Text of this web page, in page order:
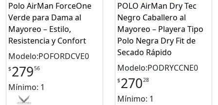
Polo AirMan ForceOne
Verde para Dama al
Mayoreo – Estilo,
Resistencia y Confort
Modelo:POFORDCVE0
$27956
Mínimo: 1
POLO AirMan Dry Tec
Negro Caballero al
Mayoreo – Playera Tipo
Polo Negra Dry Fit de
Secado Rápido
Modelo:PODRYCCNE0
$27028
Mínimo: 1